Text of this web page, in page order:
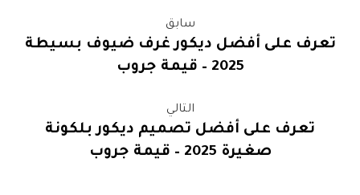
سابق
تعرف على أفضل ديكور غرف ضيوف بسيطة
2025 – قيمة جروب
التالي
تعرف على أفضل تصميم ديكور بلكونة
صغيرة 2025 – قيمة جروب